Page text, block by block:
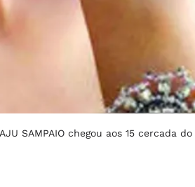
SAMPAIO chegou aos 15 cercada